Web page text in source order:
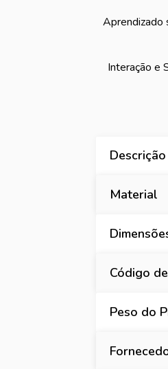
Aprendizado
Interação e
Material
Código
Peso do